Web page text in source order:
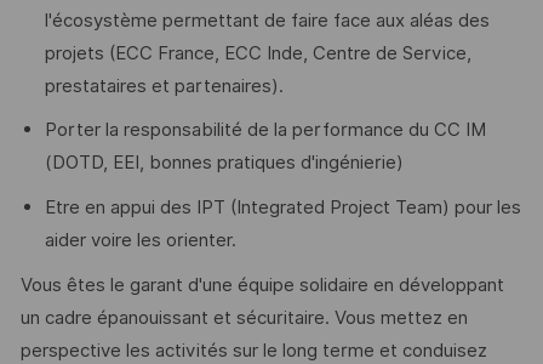
l'écosystème permettant de faire face aux aléas des
projets (ECC France, ECC Inde, Centre de Service,
prestataires et partenaires).
Porter la responsabilité de la performance du CC IM
(DOTD, EEI, bonnes pratiques d'ingénierie)
Etre en appui des IPT (Integrated Project Team) pour les
aider voire les orienter.
Vous êtes le garant d'une équipe solidaire en développant
un cadre épanouissant et sécuritaire. Vous mettez en
perspective les activités sur le long terme et conduisez